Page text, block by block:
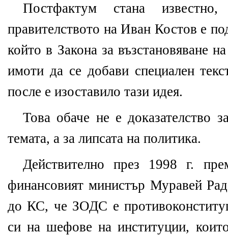
Постфактум стана
правителството на Иван Костов е
който в Закона за възстановяване
имоти да се добави специален
после е изоставило тази идея.
Това обаче не е доказателство
темата, а за липсата на политика.
Действително през 1998 г.
финансовият министър Муравей
до КС, че ЗОДС е
си на шефове на институции,